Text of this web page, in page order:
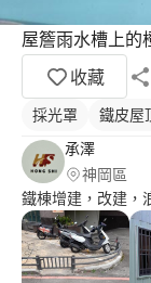
屋簷雨水槽上的
收藏
採光罩
鐵皮屋
承澤
神岡區
鐵棟增建，改建，